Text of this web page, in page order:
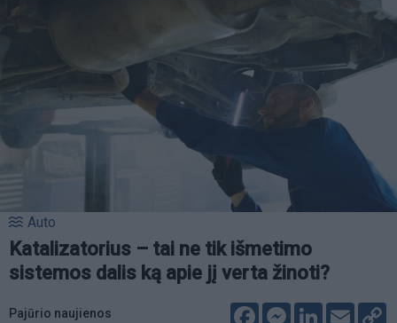
Auto
Katalizatorius – tai ne tik išmetimo
sistemos dalis ką apie jį verta žinoti?
Pajūrio naujienos
FacebookMessenger
LinkedIn
Email